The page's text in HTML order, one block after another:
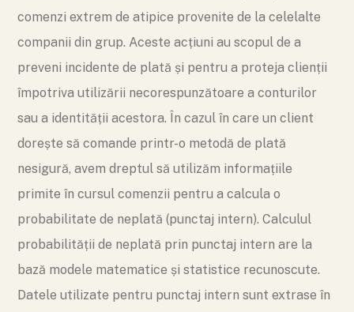
comenzi extrem de atipice provenite de la celelalte
companii din grup. Aceste acțiuni au scopul de a
preveni incidente de plată și pentru a proteja clienții
împotriva utilizării necorespunzătoare a conturilor
sau a identității acestora. În cazul în care un client
dorește să comande printr-o metodă de plată
nesigură, avem dreptul să utilizăm informațiile
primite în cursul comenzii pentru a calcula o
probabilitate de neplată (punctaj intern). Calculul
probabilității de neplată prin punctaj intern are la
bază modele matematice și statistice recunoscute.
Datele utilizate pentru punctaj intern sunt extrase în